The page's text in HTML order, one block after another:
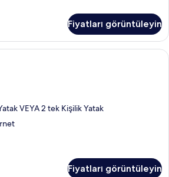
Fiyatları görüntüleyin
Odada kasa, masa, dizüstü bilgisayar
VEYA 2 tek Kişilik Yatak
Fiyatları görüntüleyin